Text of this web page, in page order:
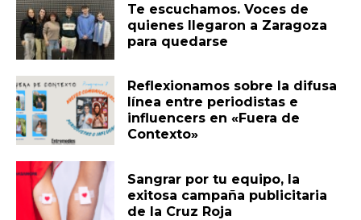
Te escuchamos. Voces de
quienes llegaron a Zaragoza
para quedarse
Reflexionamos sobre la difusa
línea entre periodistas e
influencers en «Fuera de
Contexto»
Sangrar por tu equipo, la
exitosa campaña publicitaria
de la Cruz Roja